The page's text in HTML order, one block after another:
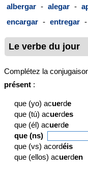
albergar - alegar -
encargar - entregar -
Le verbe du jour
Complétez la
présent :
que (yo) acuerde
que (tú) acuerdes
que (él) acuerde
que (ns)
que (vs) acordéis
que (ellos) acuerden